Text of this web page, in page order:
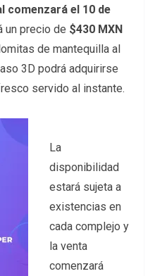
comenzará el 10 de
un precio de $430 MXN
de mantequilla al
3D podrá adquirirse
servido al instante.
La
disponibilidad
estará sujeta a
existencias en
cada complejo y
la venta
comenzará